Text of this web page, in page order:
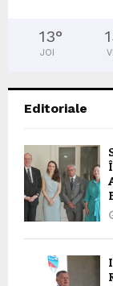
13°
JOI
Editoriale